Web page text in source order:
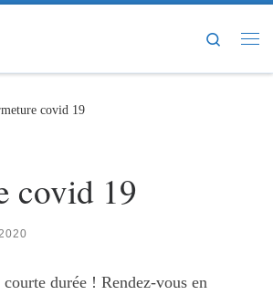
Search
covid 19
covid 19
durée ! Rendez-vous en